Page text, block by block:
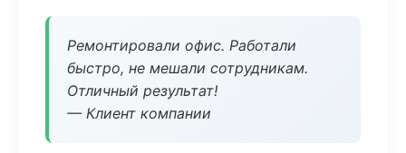
Ремонтировали офис. Работали
быстро, не мешали сотрудникам.
Отличный результат!
— Клиент компании